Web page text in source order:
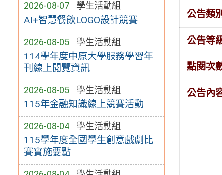
2026-08-07 學生活動組
AI+智慧餐飲LOGO設計競賽
2026-08-05 學生活動組
114學年度中原大學服務學習年
刊線上閱覽資訊
2026-08-05 學生活動組
115年金融知識線上競賽活動
2026-08-04 學生活動組
115學年度全國學生創意戲劇比
賽實施要點
公告類
公告等
點閱次
公告內